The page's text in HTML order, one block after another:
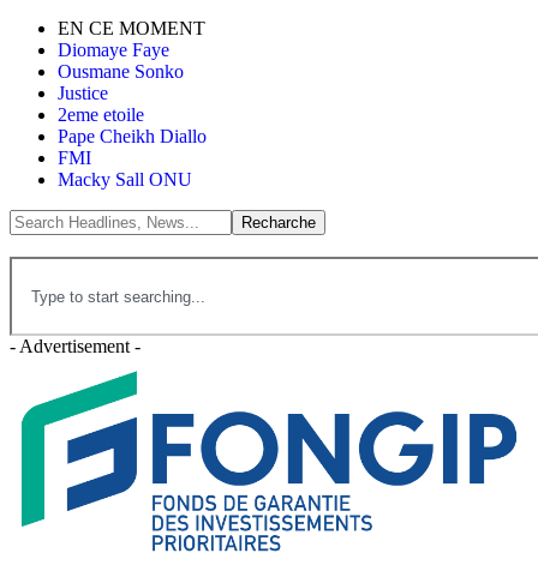
EN CE MOMENT
Diomaye Faye
Ousmane Sonko
Justice
2eme etoile
Pape Cheikh Diallo
FMI
Macky Sall ONU
- Advertisement -